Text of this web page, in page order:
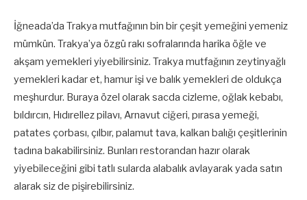
İğneada’da Trakya mutfağının bin bir çeşit yemeğini yemeniz
mümkün. Trakya’ya özgü rakı sofralarında harika öğle ve
akşam yemekleri yiyebilirsiniz. Trakya mutfağının zeytinyağlı
yemekleri kadar et, hamur işi ve balık yemekleri de oldukça
meşhurdur. Buraya özel olarak sacda cizleme, oğlak kebabı,
bıldırcın, Hıdırellez pilavı, Arnavut ciğeri, pırasa yemeği,
patates çorbası, çılbır, palamut tava, kalkan balığı çeşitlerinin
tadına bakabilirsiniz. Bunları restorandan hazır olarak
yiyebileceğini gibi tatlı sularda alabalık avlayarak yada satın
alarak siz de pişirebilirsiniz.